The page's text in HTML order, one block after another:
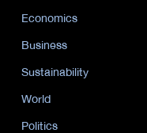
Economics
Business
Sustainability
World
Politics